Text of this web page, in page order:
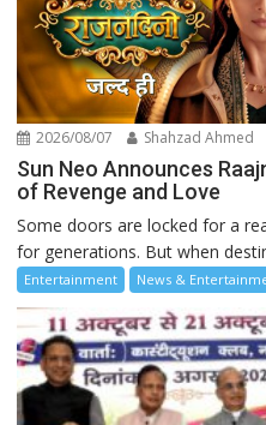
2026/08/07 Shahzad Ahmed
Sun Neo Announces
of Revenge and Love
Some doors are locked for a
for generations. But when
Entertainment News &